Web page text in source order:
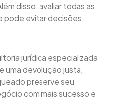
disso, avaliar todas as
pode evitar decisões
jurídica especializada
uma devolução justa,
preserve seu
com mais sucesso e